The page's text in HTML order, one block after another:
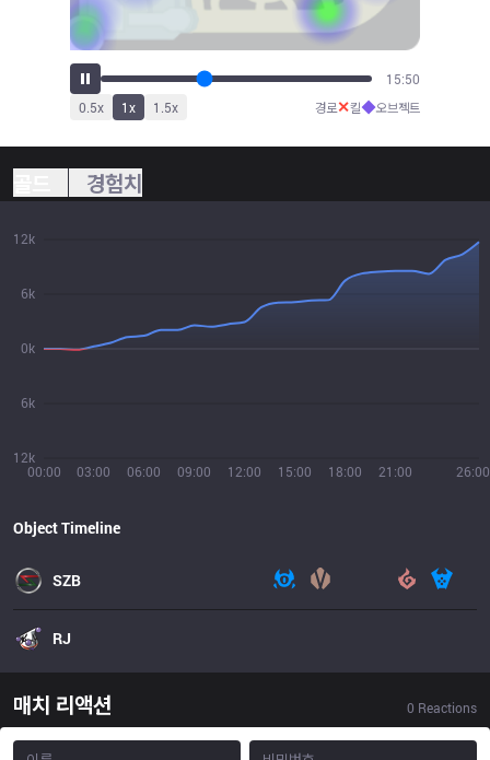
17:27
0.5x 1x 1.5x 경로✕킬◆오브젝트
경험치
00:00 03:00 06:00 09:00 12:00 15:00 18:00 21:00 26:00
12k
6k
0k
6k
12k
Object Timeline
SZB
RJ
매치 리액션 0 Reactions